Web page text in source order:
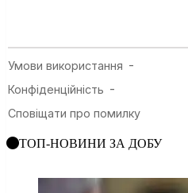
ТОП-НОВИНИ ЗА ДОБУ